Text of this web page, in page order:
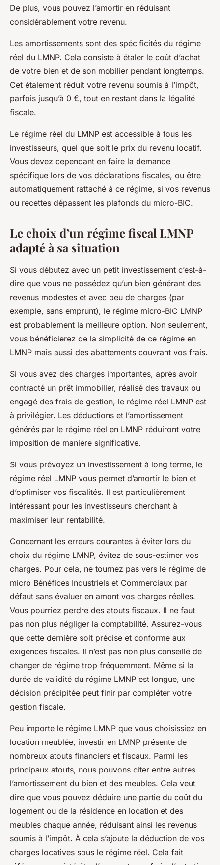
De plus, vous pouvez l’amortir en réduisant
considérablement votre revenu.
Les amortissements sont des spécificités du régime
réel du LMNP. Cela consiste à étaler le coût d’achat
de votre bien et de son mobilier pendant longtemps.
Cet étalement réduit votre revenu soumis à l’impôt,
parfois jusqu’à 0 €, tout en restant dans la légalité
fiscale.
Le régime réel du LMNP est accessible à tous les
investisseurs, quel que soit le prix du revenu locatif.
Vous devez cependant en faire la demande
spécifique lors de vos déclarations fiscales, ou être
automatiquement rattaché à ce régime, si vos revenus
ou recettes dépassent les plafonds du micro-BIC.
Le choix d’un régime fiscal LMNP
adapté à sa situation
Si vous débutez avec un petit investissement c’est-à-
dire que vous ne possédez qu’un bien générant des
revenus modestes et avec peu de charges (par
exemple, sans emprunt), le régime micro-BIC LMNP
est probablement la meilleure option. Non seulement,
vous bénéficierez de la simplicité de ce régime en
LMNP mais aussi des abattements couvrant vos frais.
Si vous avez des charges importantes, après avoir
contracté un prêt immobilier, réalisé des travaux ou
engagé des frais de gestion, le régime réel LMNP est
à privilégier. Les déductions et l’amortissement
générés par le régime réel en LMNP réduiront votre
imposition de manière significative.
Si vous prévoyez un investissement à long terme, le
régime réel LMNP vous permet d’amortir le bien et
d’optimiser vos fiscalités. Il est particulièrement
intéressant pour les investisseurs cherchant à
maximiser leur rentabilité.
Concernant les erreurs courantes à éviter lors du
choix du régime LMNP, évitez de sous-estimer vos
charges. Pour cela, ne tournez pas vers le régime de
micro Bénéfices Industriels et Commerciaux par
défaut sans évaluer en amont vos charges réelles.
Vous pourriez perdre des atouts fiscaux. Il ne faut
pas non plus négliger la comptabilité. Assurez-vous
que cette dernière soit précise et conforme aux
exigences fiscales. Il n’est pas non plus conseillé de
changer de régime trop fréquemment. Même si la
durée de validité du régime LMNP est longue, une
décision précipitée peut finir par compléter votre
gestion fiscale.
Peu importe le régime LMNP que vous choisissiez en
location meublée, investir en LMNP présente de
nombreux atouts financiers et fiscaux. Parmi les
principaux atouts, nous pouvons citer entre autres
l’amortissement du bien et des meubles. Cela veut
dire que vous pouvez déduire une partie du coût du
logement ou de la résidence en location et des
meubles chaque année, réduisant ainsi les revenus
soumis à l’impôt. À cela s’ajoute la déduction de vos
charges locatives sous le régime réel. Cela fait